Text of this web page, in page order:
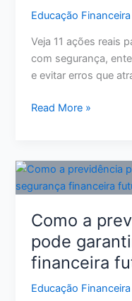
Educação
Veja 11 ações reais
com segurança,
e evitar erros que
Como
de
Crédito:
11
Reais
para
Melhorar
Pontuação
Read More »
Como a
pode
financeira
Educação